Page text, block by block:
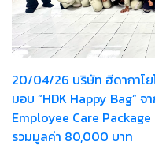
20/04/26 บริษัท ฮีดากาโย
มอบ “HDK Happy Bag” จ
Employee Care Package
รวมมูลค่า 80,000 บาท